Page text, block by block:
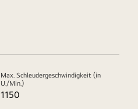
Max. Schleudergeschwindigkeit (in
U./Min.)
1150